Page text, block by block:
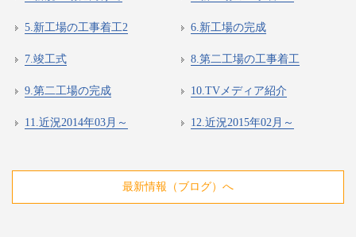
5.新工場の工事着工2 6.新工場の完成
7.竣工式 8.第二工場の工事着工
9.第二工場の完成 10.TVメディア紹介
11.近況2014年03月～ 12.近況2015年02月～
最新情報（ブログ）へ